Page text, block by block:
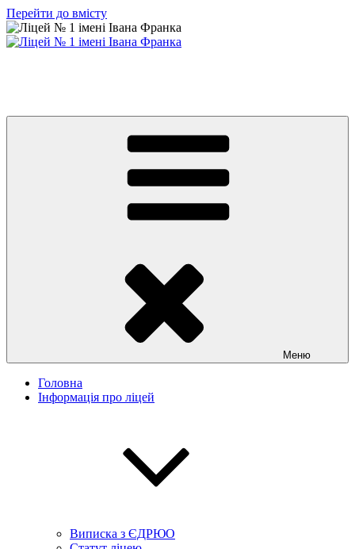
Перейти до вмісту
Меню
Головна
Інформація про ліцей
Виписка з ЄДРЮО